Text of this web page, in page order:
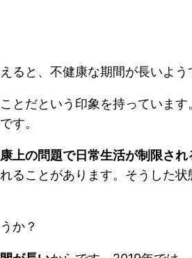
ると、不健康な期間が長いよう
とだという印象を持っていま
す。
上の問題で日常生活が制限さ
ることがあります。そうした
か？